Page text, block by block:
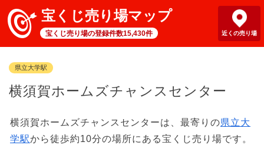
宝くじ売り場マップ
宝くじ売り場の登録件数15,430件 近くの売り場
県立大学駅
横須賀ホームズチャンスセンター
横須賀ホームズチャンスセンターは、最寄りの県立大
学駅から徒歩約10分の場所にある宝くじ売り場です。